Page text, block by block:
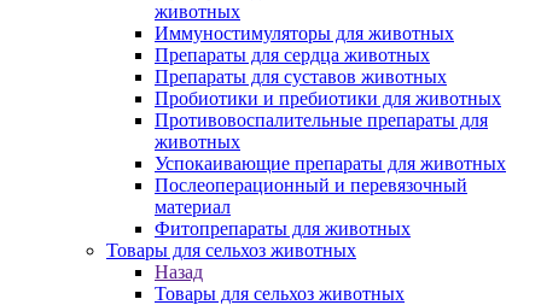
животных
Иммуностимуляторы для животных
Препараты для сердца животных
Препараты для суставов животных
Пробиотики и пребиотики для животных
Противовоспалительные препараты для
животных
Успокаивающие препараты для животных
Послеоперационный и перевязочный
материал
Фитопрепараты для животных
Товары для сельхоз животных
Назад
Товары для сельхоз животных